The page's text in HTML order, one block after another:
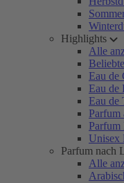
Highlights
Alle
Eau de
Eau de
Eau de
Parfum
Parfum
Unisex
Parfum nach
Alle